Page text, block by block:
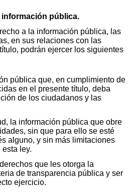
pública.
a la información pública, las
en sus relaciones con las
podrán ejercer los siguientes
pública que, en cumplimiento de
en el presente título, deba
de los ciudadanos y las
la información pública que obre
sin que para ello se esté
alguno, y sin más limitaciones
ley.
que les otorga la
de transparencia pública y ser
ejercicio.